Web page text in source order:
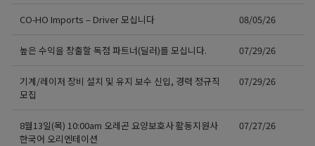
CO-HO Imports – Driver 모십니다 08/05/26
높은 수익을 창출할 독점 파트너(딜러)를 모십니다. 07/29/26
기계/레이저 장비 설치 및 유지 보수 신입, 경력 정규직
모집
07/29/26
8월13일(목) 10:00am 오레곤 요양보호사 활동지원사
한국어 오리엔테이션
07/27/26